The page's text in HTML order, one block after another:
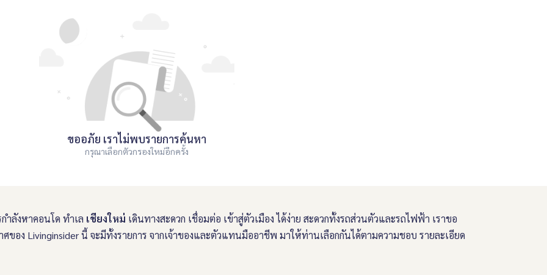
ขออภัย เราไม่พบรายการค้นหา
กรุณาเลือกตัวกรองใหม่อีกครั้ง
ำลังหาคอนโด ทำเล เชียงใหม่ เดินทางสะดวก เชื่อมต่อ เข้าสู่ตัวเมือง ได้ง่าย สะดวกทั้งรถส่วนตัวและรถไฟฟ้า เราขอ
ของ Livinginsider นี้ จะมีทั้งรายการ จากเจ้าของและตัวแทนมืออาชีพ มาให้ท่านเลือกกันได้ตามความชอบ รายละเอียด